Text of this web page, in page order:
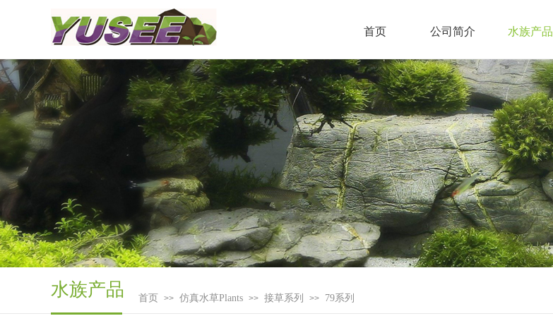
首页 公司简介 水族产品
水族产品 首页 >> 仿真水草Plants >> 接草系列 >> 79系列